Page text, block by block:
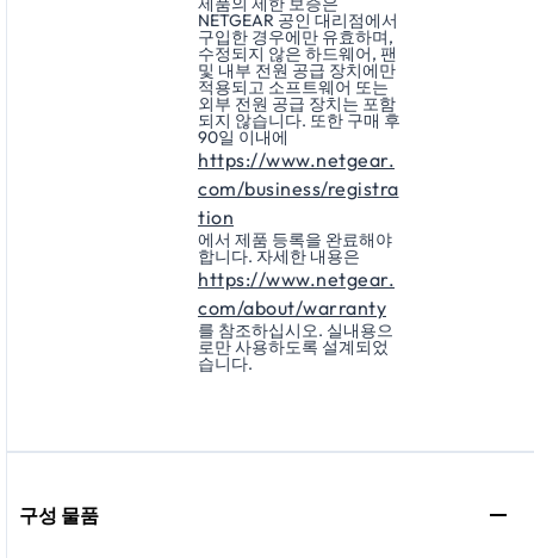
NETGEAR 공인 대리점에서
구입한 경우에만 유효하며,
수정되지 않은 하드웨어, 팬
및 내부 전원 공급 장치에만
적용되고 소프트웨어 또는
외부 전원 공급 장치는 포함
되지 않습니다. 또한 구매 후
90일 이내에
https://www.netgear.
com/business/registra
tion
에서 제품 등록을 완료해야
합니다. 자세한 내용은
https://www.netgear.
com/about/warranty
를 참조하십시오. 실내용으
로만 사용하도록 설계되었
습니다.
구성 물품